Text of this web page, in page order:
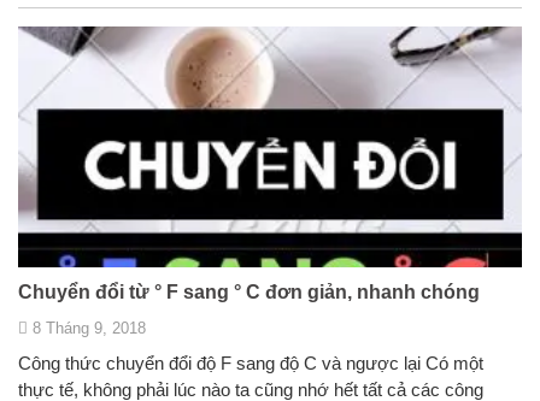
Chuyển đổi từ ° F sang ° C đơn giản, nhanh chóng
8 Tháng 9, 2018
Công thức chuyển đổi độ F sang độ C và ngược lại Có một
thực tế, không phải lúc nào ta cũng nhớ hết tất cả các công